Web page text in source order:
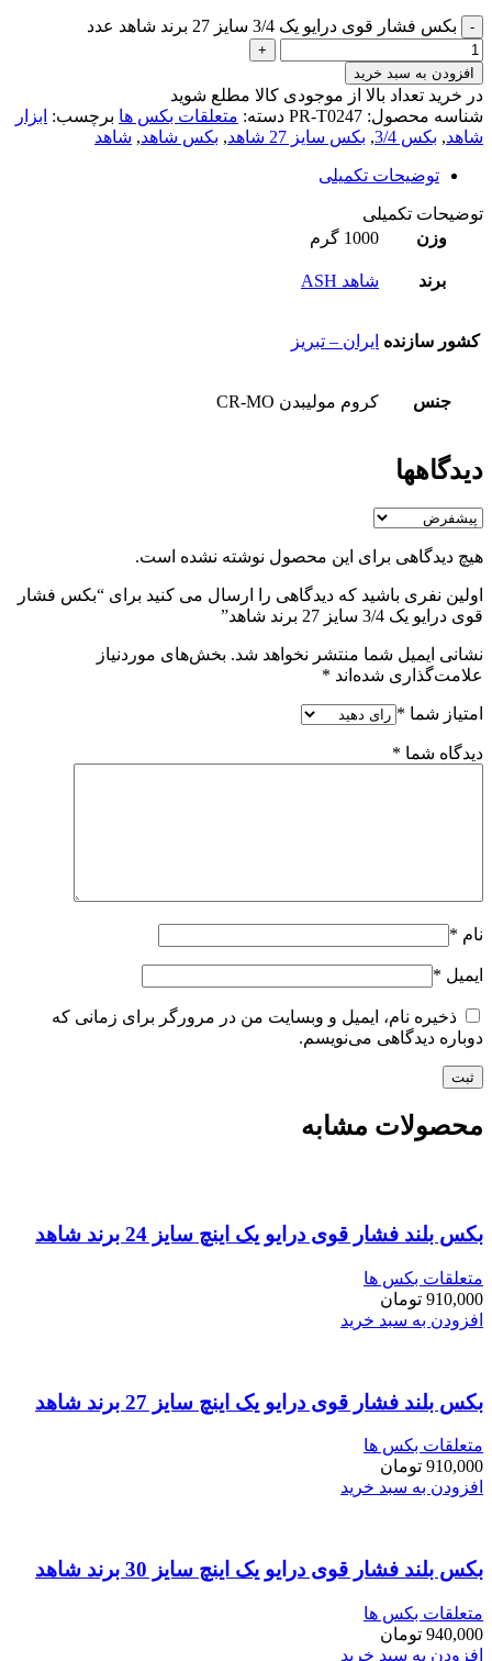
بکس فشار قوی درایو یک 3/4 سایز 27 برند شاهد عدد
افزودن به سبد خرید
در خرید تعداد بالا از موجودی کالا مطلع شوید
شناسه محصول: PR-T0247 دسته: متعلقات بکس ها برچسب: ابزار
شاهد, بکس 3/4 , بکس سایز 27 شاهد , بکس شاهد, شاهد
توضیحات تکمیلی
توضیحات تکمیلی
وزن
1000 گرم
برند شاهد ASH
کشور سازنده ایران – تبریز
جنس کروم مولیبدن CR-MO
دیدگاهها
هیچ دیدگاهی برای این محصول نوشته نشده است.
اولین نفری باشید که دیدگاهی را ارسال می کنید برای “بکس فشار
قوی درایو یک 3/4 سایز 27 برند شاهد”
نشانی ایمیل شما منتشر نخواهد شد. بخش‌های موردنیاز
علامت‌گذاری شده‌اند *
امتیاز شما *
دیدگاه شما *
نام *
ایمیل *
ذخیره نام، ایمیل و وبسایت من در مرورگر برای زمانی که
دوباره دیدگاهی می‌نویسم.
محصولات مشابه
بکس بلند فشار قوی درایو یک اینچ سایز 24 برند شاهد
متعلقات بکس ها
910,000 تومان
افزودن به سبد خرید
بکس بلند فشار قوی درایو یک اینچ سایز 27 برند شاهد
متعلقات بکس ها
910,000 تومان
افزودن به سبد خرید
بکس بلند فشار قوی درایو یک اینچ سایز 30 برند شاهد
متعلقات بکس ها
940,000 تومان
افزودن به سبد خرید